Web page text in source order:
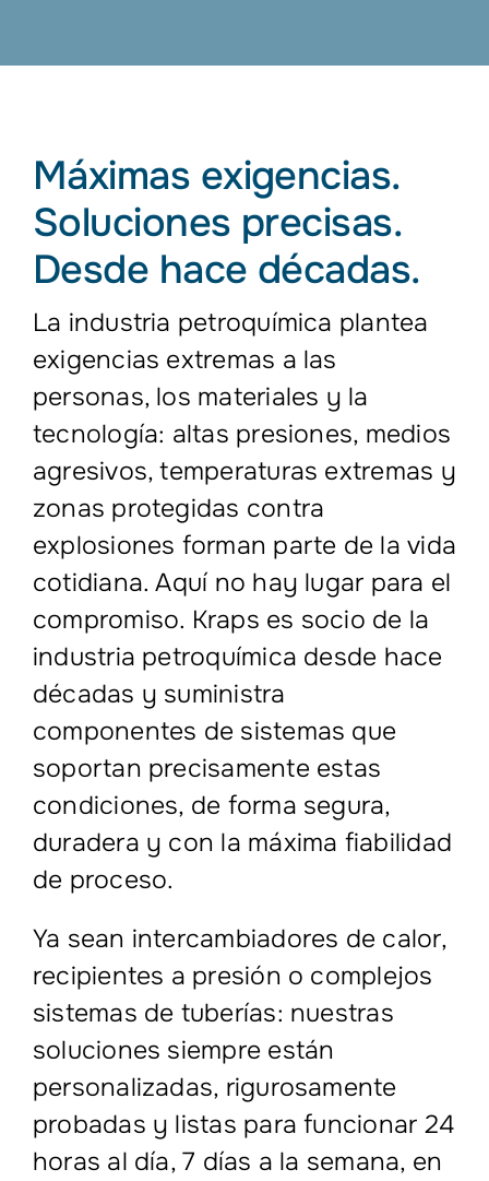
Máximas exigencias.
Soluciones precisas.
Desde hace décadas.
La industria petroquímica plantea
exigencias extremas a las
personas, los materiales y la
tecnología: altas presiones, medios
agresivos, temperaturas extremas y
zonas protegidas contra
explosiones forman parte de la vida
cotidiana. Aquí no hay lugar para el
compromiso. Kraps es socio de la
industria petroquímica desde hace
décadas y suministra
componentes de sistemas que
soportan precisamente estas
condiciones, de forma segura,
duradera y con la máxima fiabilidad
de proceso.
Ya sean intercambiadores de calor,
recipientes a presión o complejos
sistemas de tuberías: nuestras
soluciones siempre están
personalizadas, rigurosamente
probadas y listas para funcionar 24
horas al día, 7 días a la semana, en